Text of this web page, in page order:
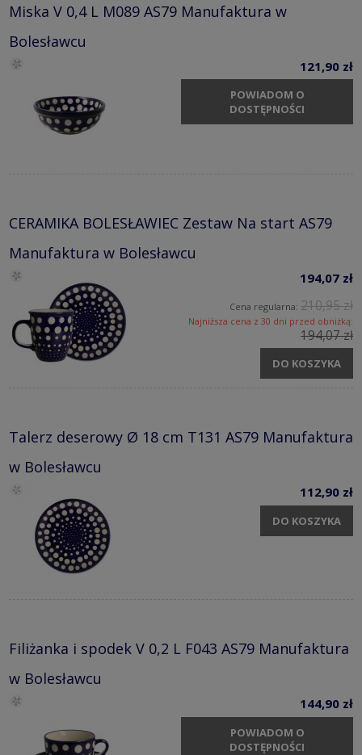
Miska V 0,4 L M089 AS79 Manufaktura w
Bolesławcu
121,90 zł
POWIADOM O
DOSTĘPNOŚCI
CERAMIKA BOLESŁAWIEC Zestaw Na start AS79
Manufaktura w Bolesławcu
194,07 zł
Cena regularna: 210,95 zł
Najniższa cena z 30 dni przed obniżką:
194,07 zł
DO KOSZYKA
Talerz deserowy Ø 18 cm T131 AS79 Manufaktura
w Bolesławcu
112,90 zł
DO KOSZYKA
Filiżanka i spodek V 0,2 L F043 AS79 Manufaktura
w Bolesławcu
144,90 zł
POWIADOM O
DOSTĘPNOŚCI